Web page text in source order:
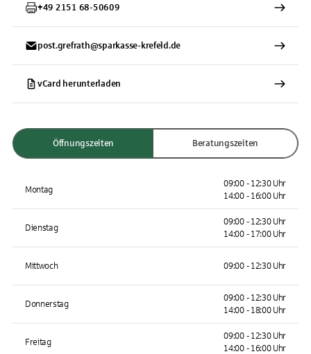
+49 2151 68-50609
post.grefrath@sparkasse-krefeld.de
vCard herunterladen
Öffnungszeiten Beratungszeiten
Montag
09:00 - 12:30 Uhr
14:00 - 16:00 Uhr
Dienstag
09:00 - 12:30 Uhr
14:00 - 17:00 Uhr
Mittwoch 09:00 - 12:30 Uhr
Donnerstag
09:00 - 12:30 Uhr
14:00 - 18:00 Uhr
Freitag
09:00 - 12:30 Uhr
14:00 - 16:00 Uhr